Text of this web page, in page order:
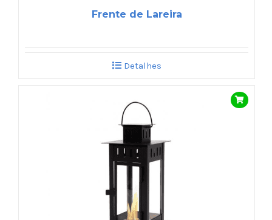
Frente de Lareira
Detalhes